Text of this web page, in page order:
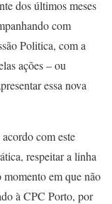
dos últimos meses
com
Politica, com a
ações – ou
essa nova
com este
respeitar a linha
momento em que não
à CPC Porto, por